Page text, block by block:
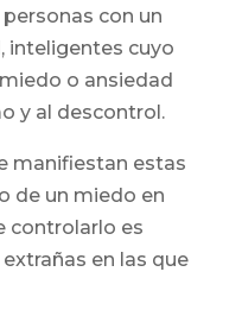
con un
inteligentes cuyo
o ansiedad
y al descontrol.
manifiestan estas
de un miedo en
controlarlo es
en las que